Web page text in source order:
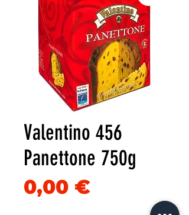
Valentino 456
Panettone 750g
0,00 €Precio